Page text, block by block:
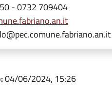
- 0732 709404
04/06/2024, 15:26